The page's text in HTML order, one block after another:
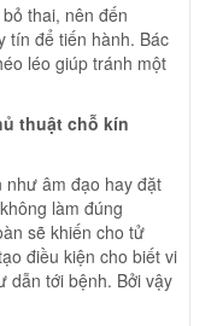
thai, nên đến
tín để tiến hành. Bác
léo giúp tránh một
thuật chỗ kín
âm đạo hay đặt
làm đúng
sẽ khiến cho tử
điều kiện cho biết vi
dẫn tới bệnh. Bởi vậy